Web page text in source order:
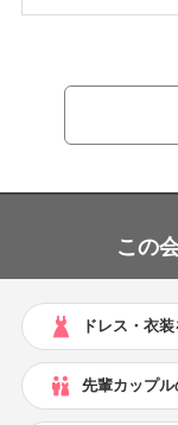
この
ドレス・衣
先輩カップ